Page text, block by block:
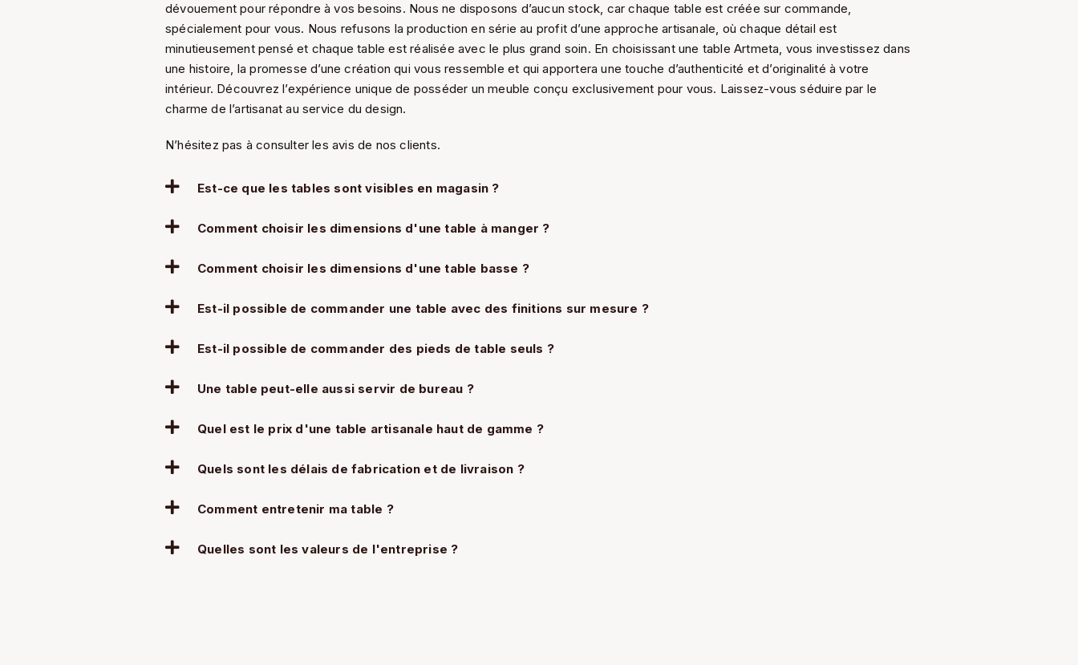
dévouement pour répondre à vos besoins. Nous ne disposons d’aucun stock, car chaque table est créée sur commande,
spécialement pour vous. Nous refusons la production en série au profit d’une approche artisanale, où chaque détail est
minutieusement pensé et chaque table est réalisée avec le plus grand soin. En choisissant une table Artmeta, vous investissez dans
une histoire, la promesse d’une création qui vous ressemble et qui apportera une touche d’authenticité et d’originalité à votre
intérieur. Découvrez l’expérience unique de posséder un meuble conçu exclusivement pour vous. Laissez-vous séduire par le
charme de l’artisanat au service du design.
N’hésitez pas à consulter les avis de nos clients.
Est-ce que les tables sont visibles en magasin ?
Comment choisir les dimensions d'une table à manger ?
Comment choisir les dimensions d'une table basse ?
Est-il possible de commander une table avec des finitions sur mesure ?
Est-il possible de commander des pieds de table seuls ?
Une table peut-elle aussi servir de bureau ?
Quel est le prix d'une table artisanale haut de gamme ?
Quels sont les délais de fabrication et de livraison ?
Comment entretenir ma table ?
Quelles sont les valeurs de l'entreprise ?